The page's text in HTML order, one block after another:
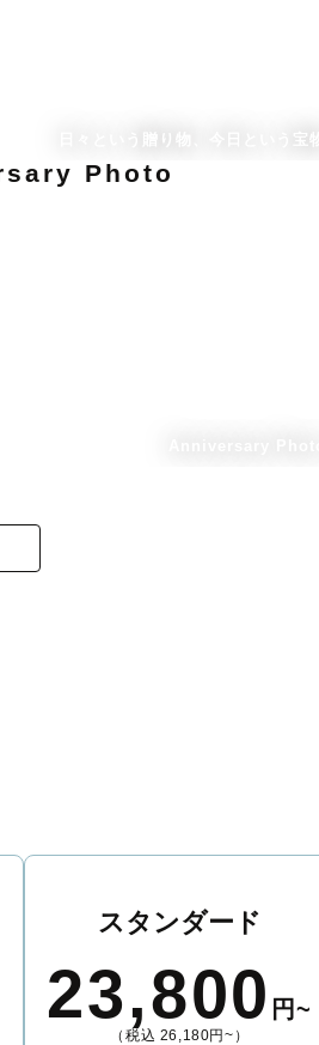
日々という贈り物、今日という宝物
スタンダード
23,800 円~
（税込 26,180円~）